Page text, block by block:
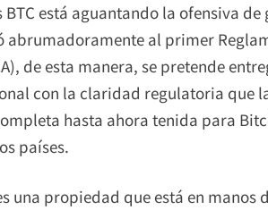
BTC está aguantando la ofensiva
abrumadoramente al primer
de esta manera, se pretende
con la claridad regulatoria que
hasta ahora tenida para
países.
una propiedad que está en